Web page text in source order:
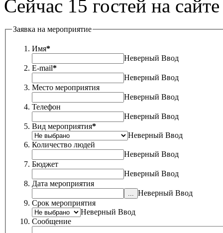
Сейчас 15 гостей на сайте
Заявка на мероприятие
Имя*
Неверный Ввод
E-mail*
Неверный Ввод
Место мероприятия
Неверный Ввод
Телефон
Неверный Ввод
Вид мероприятия*
Неверный Ввод
Количество людей
Неверный Ввод
Бюджет
Неверный Ввод
Дата мероприятия
Неверный Ввод
Срок мероприятия
Неверный Ввод
Сообщение